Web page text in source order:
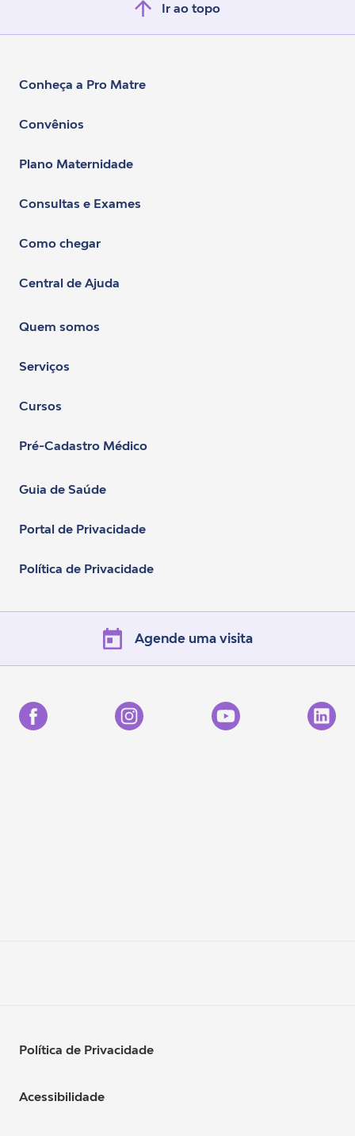
Ir ao topo
Conheça a Pro Matre
Convênios
Plano Maternidade
Consultas e Exames
Como chegar
Central de Ajuda
Quem somos
Serviços
Cursos
Pré-Cadastro Médico
Guia de Saúde
Portal de Privacidade
Política de Privacidade
Agende uma visita
Política de Privacidade
Acessibilidade